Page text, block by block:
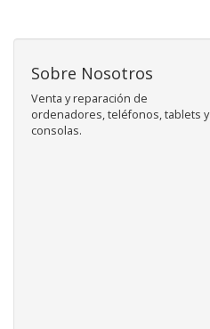
Sobre Nosotros
Venta y reparación de
ordenadores, teléfonos, tablets y
consolas.